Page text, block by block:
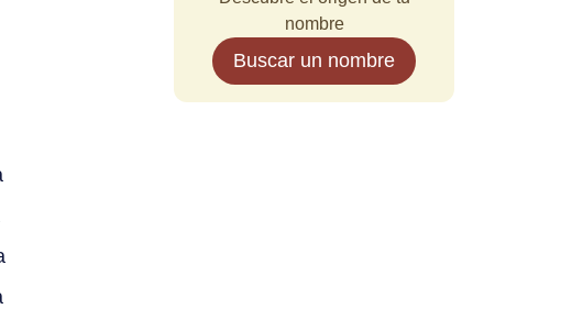
nombre
Buscar un nombre